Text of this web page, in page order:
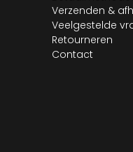
Verzenden &
Veelgestelde
Retourneren
Contact